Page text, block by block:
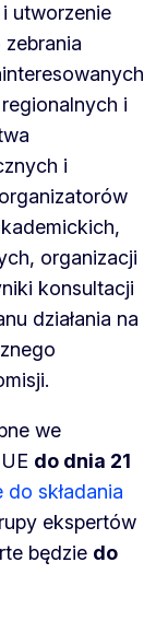
utworzenie
i
i
organizacji
konsultacji
działania na
we
do dnia 21
do składania
ekspertów
będzie do